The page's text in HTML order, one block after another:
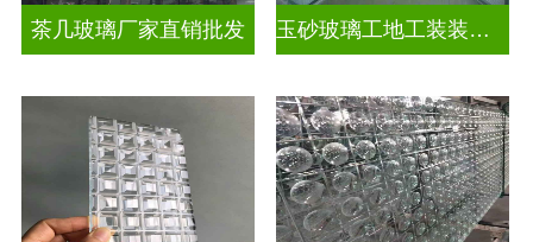
茶几玻璃厂家直销批发 玉砂玻璃工地工装装饰玻璃